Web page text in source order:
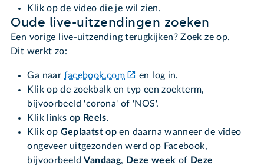
Klik op de video die je wil zien.
Oude live-uitzendingen zoeken
Een vorige live-uitzending terugkijken? Zoek ze op.
Dit werkt zo:
Ga naar facebook.com
en log in.
Klik op de zoekbalk en typ een zoekterm,
bijvoorbeeld 'corona' of 'NOS'.
Klik links op Reels.
Klik op Geplaatst open daarna wanneer de video
ongeveer uitgezonden werd op Facebook,
bijvoorbeeldVandaag, Deze week of Deze